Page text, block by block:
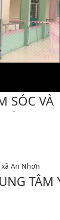
SÓC VÀ
TÂM